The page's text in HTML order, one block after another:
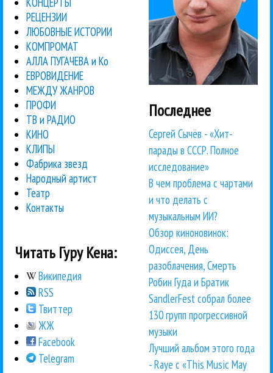
РЕЦЕНЗИИ
ЛЮБОВНЫЕ ИСТОРИИ
КОМПРОМАТ
АЛЛА ПУГАЧЕВА и Ко
ЕВРОВИДЕНИЕ
МЕЖДУ ЖАНРОВ
ПРОФИ
ТВ и РАДИО
КИНО
КЛИПЫ
Фабрика звезд
Народный артист
Театр
Контакты
Читать Гуру Кена:
Википедия
RSS
Твиттер
ЖЖ
Facebook
Telegram
Последнее
Сергей Сычёв - «Хит-
парады в СССР. Полное
исследование»
В чем проблема с чартами
и что делать с
музыкальным ИИ?
Обзор киноновинок:
Одиссея, День
разоблачения, Смерть
Робин Гуда и Братик
SandlerFest собрал более
130 групп прогрессивной
музыки
Лучший альбом этого года
- Raye с «This Music May